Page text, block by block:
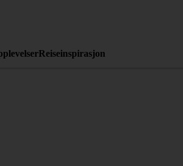
Reiseinspirasjon